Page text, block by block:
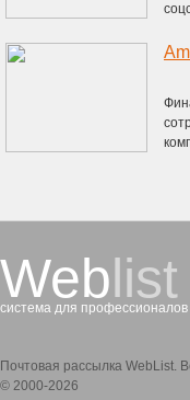
Weblist
система для профессионалов
Почтовая рассылка WebList.
© 2000-2026